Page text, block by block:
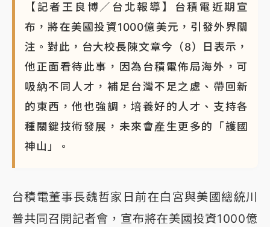
【記者王良博／台北報導】台積電近期宣
布，將在美國投資1000億美元，引發外界關
注。對此，台大校長陳文章今（8）日表示，
他正面看待此事，因為台積電佈局海外，可
吸納不同人才，補足台灣不足之處、帶回新
的東西，他也強調，培養好的人才、支持各
種關鍵技術發展，未來會產生更多的「護國
神山」。
台積電董事長魏哲家日前在白宮與美國總統川
普共同召開記者會，宣布將在美國投資1000億